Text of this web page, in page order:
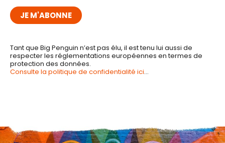
Tant que Big Penguin n’est pas élu, il est tenu lui aussi de
respecter les réglementations européennes en termes de
protection des données.
Consulte la politique de confidentialité ici…